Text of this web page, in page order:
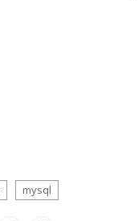
mysql